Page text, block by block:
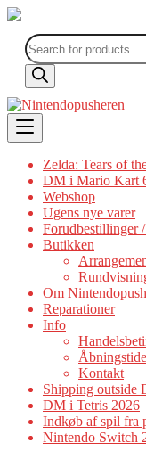
Products
search
Skip
to
content
Zelda: Tears of
DM i Mario Kart
Webshop
Ugens nye varer
Forudbestillinger
Butikken
Om
Reparationer
Info
Kontakt
Shipping outside
DM i Tetris 2026
Indkøb af spil fra
Nintendo Switch